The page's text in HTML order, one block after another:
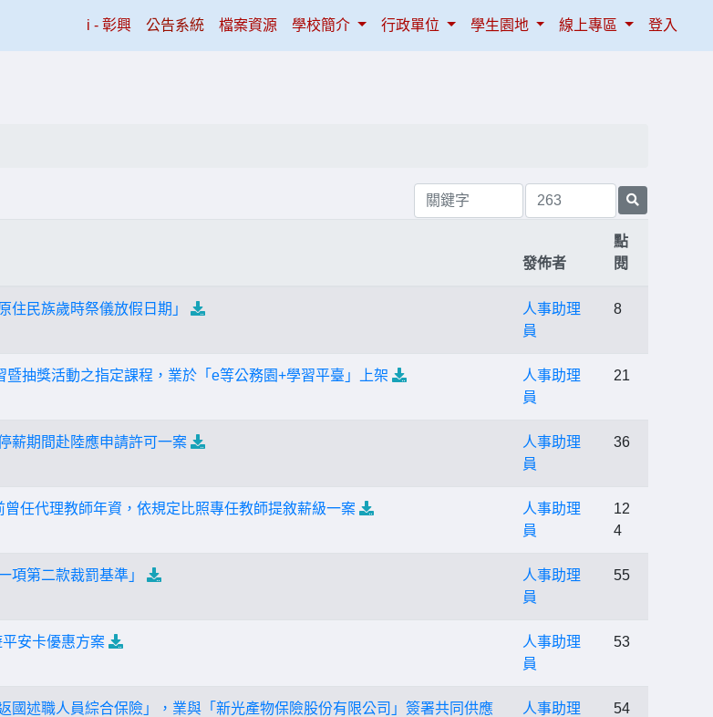
i - 彰興(current)
公告系統 檔案資源 學校簡介 行政單位 學生園地 線上專區 登入
發佈者
點
閱
住民族歲時祭儀放假日期」
人事助理
員
8
抽獎活動之指定課程，業於「e等公務園+學習平臺」上架
人事助理
員
21
薪期間赴陸應申請許可一案
人事助理
員
36
任代理教師年資，依規定比照專任教師提敘薪級一案
人事助理
員
12
4
項第二款裁罰基準」
人事助理
員
55
安卡優惠方案
人事助理
員
53
國述職人員綜合保險」，業與「新光產物保險股份有限公司」簽署共同供應
人事助理
54